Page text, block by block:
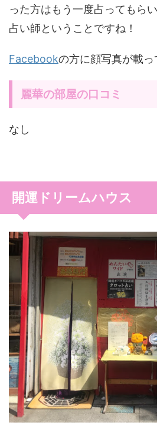
った方はもう一度占ってもら
占い師ということですね！
Facebookの方に顔写真が載っ
麗華の部屋の口コミ
なし
開運ドリームハウス